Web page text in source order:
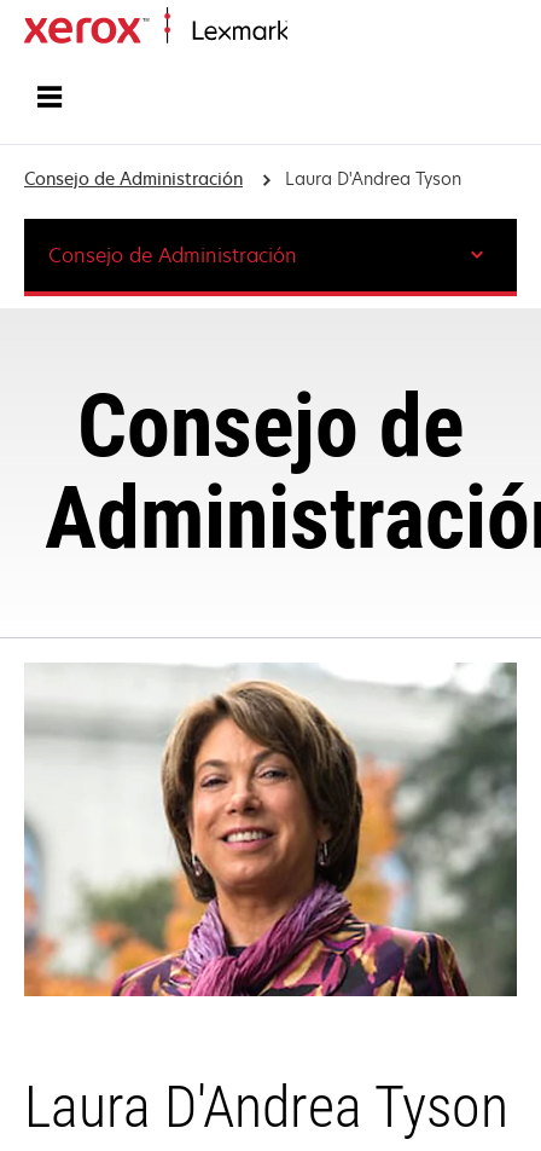
Consejo de Administración Laura D'Andrea Tyson
Consejo de
Consejo de Administración
Laura D'Andrea Tyson